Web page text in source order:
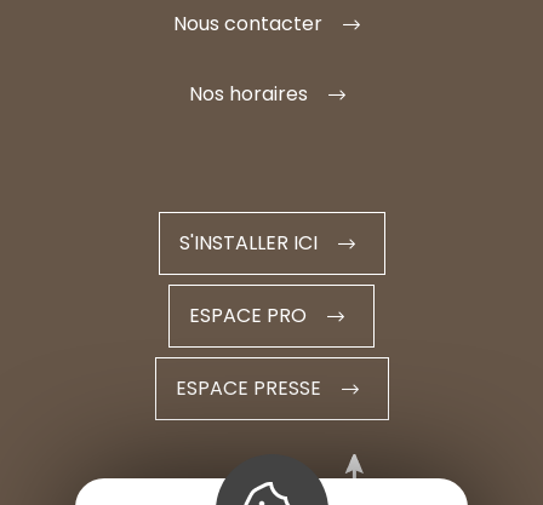
Nous contacter
Nos horaires
S'INSTALLER ICI
ESPACE PRO
ESPACE PRESSE